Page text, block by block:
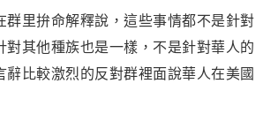
群里拚命解釋說，這些事情都不是針對
對其他種族也是一樣，不是針對華人的
辭比較激烈的反對群裡面說華人在美國